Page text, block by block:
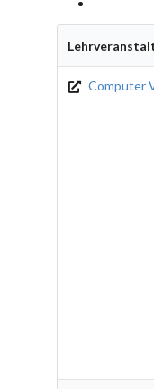
Computer